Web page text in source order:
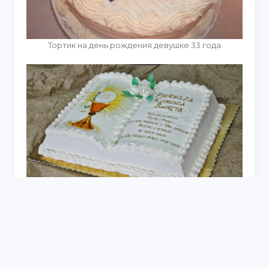
Тортик на день рождения девушке 33 года